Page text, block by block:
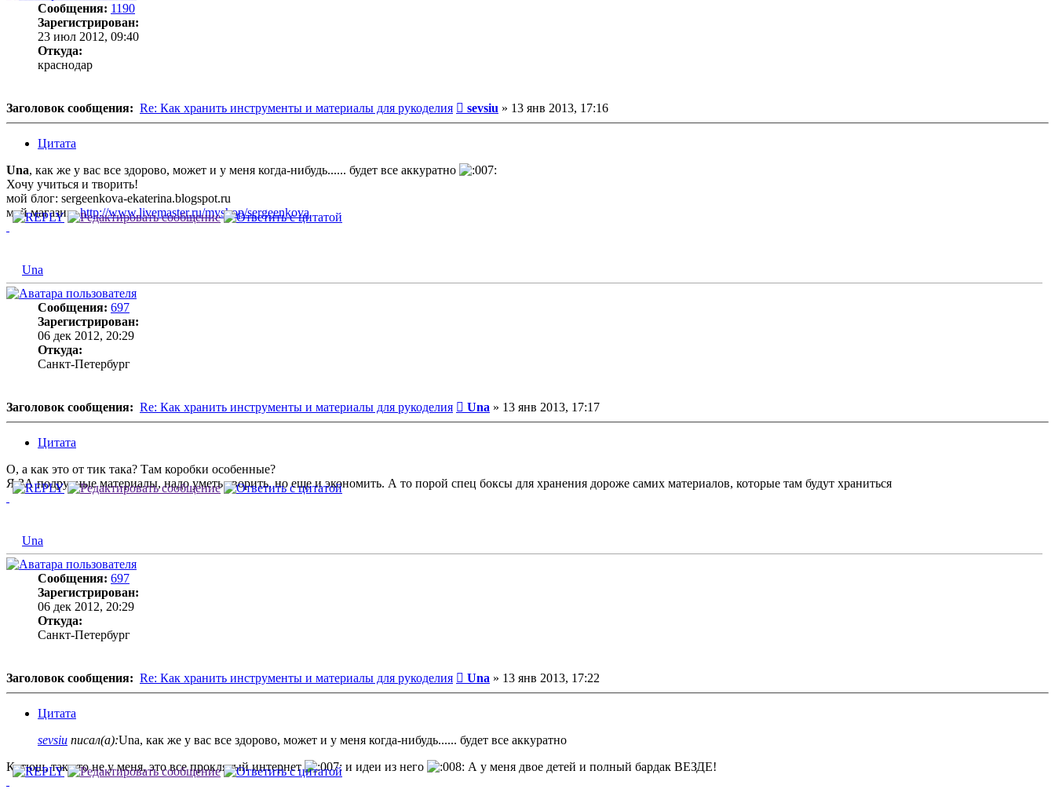
Сообщения: 1190
Зарегистрирован:
23 июл 2012, 09:40
Откуда:
краснодар
Заголовок сообщения: Re: Как хранить инструменты и материалы для рукоделия Сообщение
sevsiu » 13 янв 2013, 17:16
Цитата
Una, как же у вас все здорово, может и у меня когда-нибудь...... будет все аккуратно
Хочу учиться и творить!
мой блог: sergeenkova-ekaterina.blogspot.ru
мой магазин:http://www.livemaster.ru/myshop/sergeenkova
Una
Сообщения: 697
Зарегистрирован:
06 дек 2012, 20:29
Откуда:
Санкт-Петербург
Заголовок сообщения: Re: Как хранить инструменты и материалы для рукоделия Сообщение
Una » 13 янв 2013, 17:17
Цитата
О, а как это от тик така? Там коробки особенные?
Я ЗА подручные материалы, надо уметь творить, но еще и экономить. А то порой спец боксы для хранения дороже самих материалов, которые там будут храниться
Una
Сообщения: 697
Зарегистрирован:
06 дек 2012, 20:29
Откуда:
Санкт-Петербург
Заголовок сообщения: Re: Как хранить инструменты и материалы для рукоделия Сообщение
Una » 13 янв 2013, 17:22
Цитата
sevsiu писал(а):Una, как же у вас все здорово, может и у меня когда-нибудь...... будет все аккуратно
Катюш, так это не у меня, это все проклятый интернет
и идеи из него А у меня двое детей и полный бардак ВЕЗДЕ!